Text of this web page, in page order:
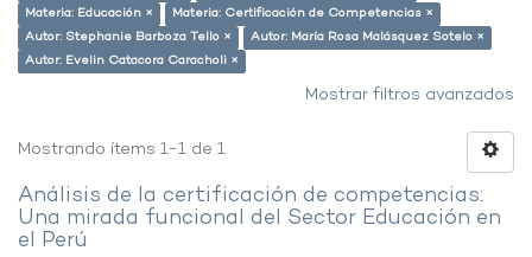
Materia: Educación ×
Materia: Certificación de Competencias ×
Autor: Stephanie Barboza Tello ×
Autor: María Rosa Malásquez Sotelo ×
Autor: Evelin Catacora Caracholi ×
Mostrar filtros avanzados
Mostrando ítems 1-1 de 1
Análisis de la certificación de competencias:
Una mirada funcional del Sector Educación en
el Perú